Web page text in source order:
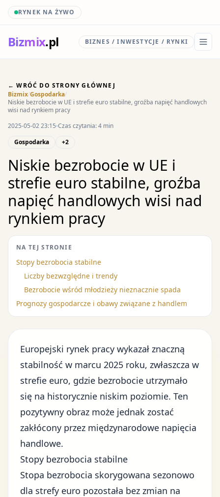
RYNEK NA ŻYWO
Bizmix.pl BIZNES / INWESTYCJE / RYNKI
← WRÓĆ DO STRONY GŁÓWNEJ
Bizmix/Gospodarka/
Niskie bezrobocie w UE i strefie euro stabilne, groźba napięć handlowych
wisi nad rynkiem pracy
2025-05-02 23:15 Czas czytania: 4 min
Gospodarka
+2
Niskie bezrobocie w UE i
strefie euro stabilne, groźba
napięć handlowych wisi nad
rynkiem pracy
NA TEJ STRONIE
Stopy bezrobocia stabilne
Liczby bezwzględne i trendy
Bezrobocie wśród młodzieży nieznacznie spada
Prognozy gospodarcze i obawy związane z handlem
Europejski rynek pracy wykazał znaczną
stabilność w marcu 2025 roku, zwłaszcza w
strefie euro, gdzie bezrobocie utrzymało
się na historycznie niskim poziomie. Ten
pozytywny obraz może jednak zostać
zakłócony przez międzynarodowe napięcia
handlowe.
Stopy bezrobocia stabilne
Stopa bezrobocia skorygowana sezonowo
dla strefy euro pozostała bez zmian na